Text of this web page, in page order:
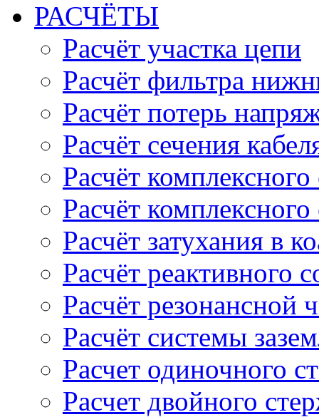
РАСЧЁТЫ
Расчёт участка цепи
Расчёт фильтра
Расчёт потерь
Расчёт сечения
Расчёт
Расчёт
Расчёт затухания в
Расчёт реактивного
Расчёт резонансной
Расчёт системы
Расчет одиночного
Расчет двойного